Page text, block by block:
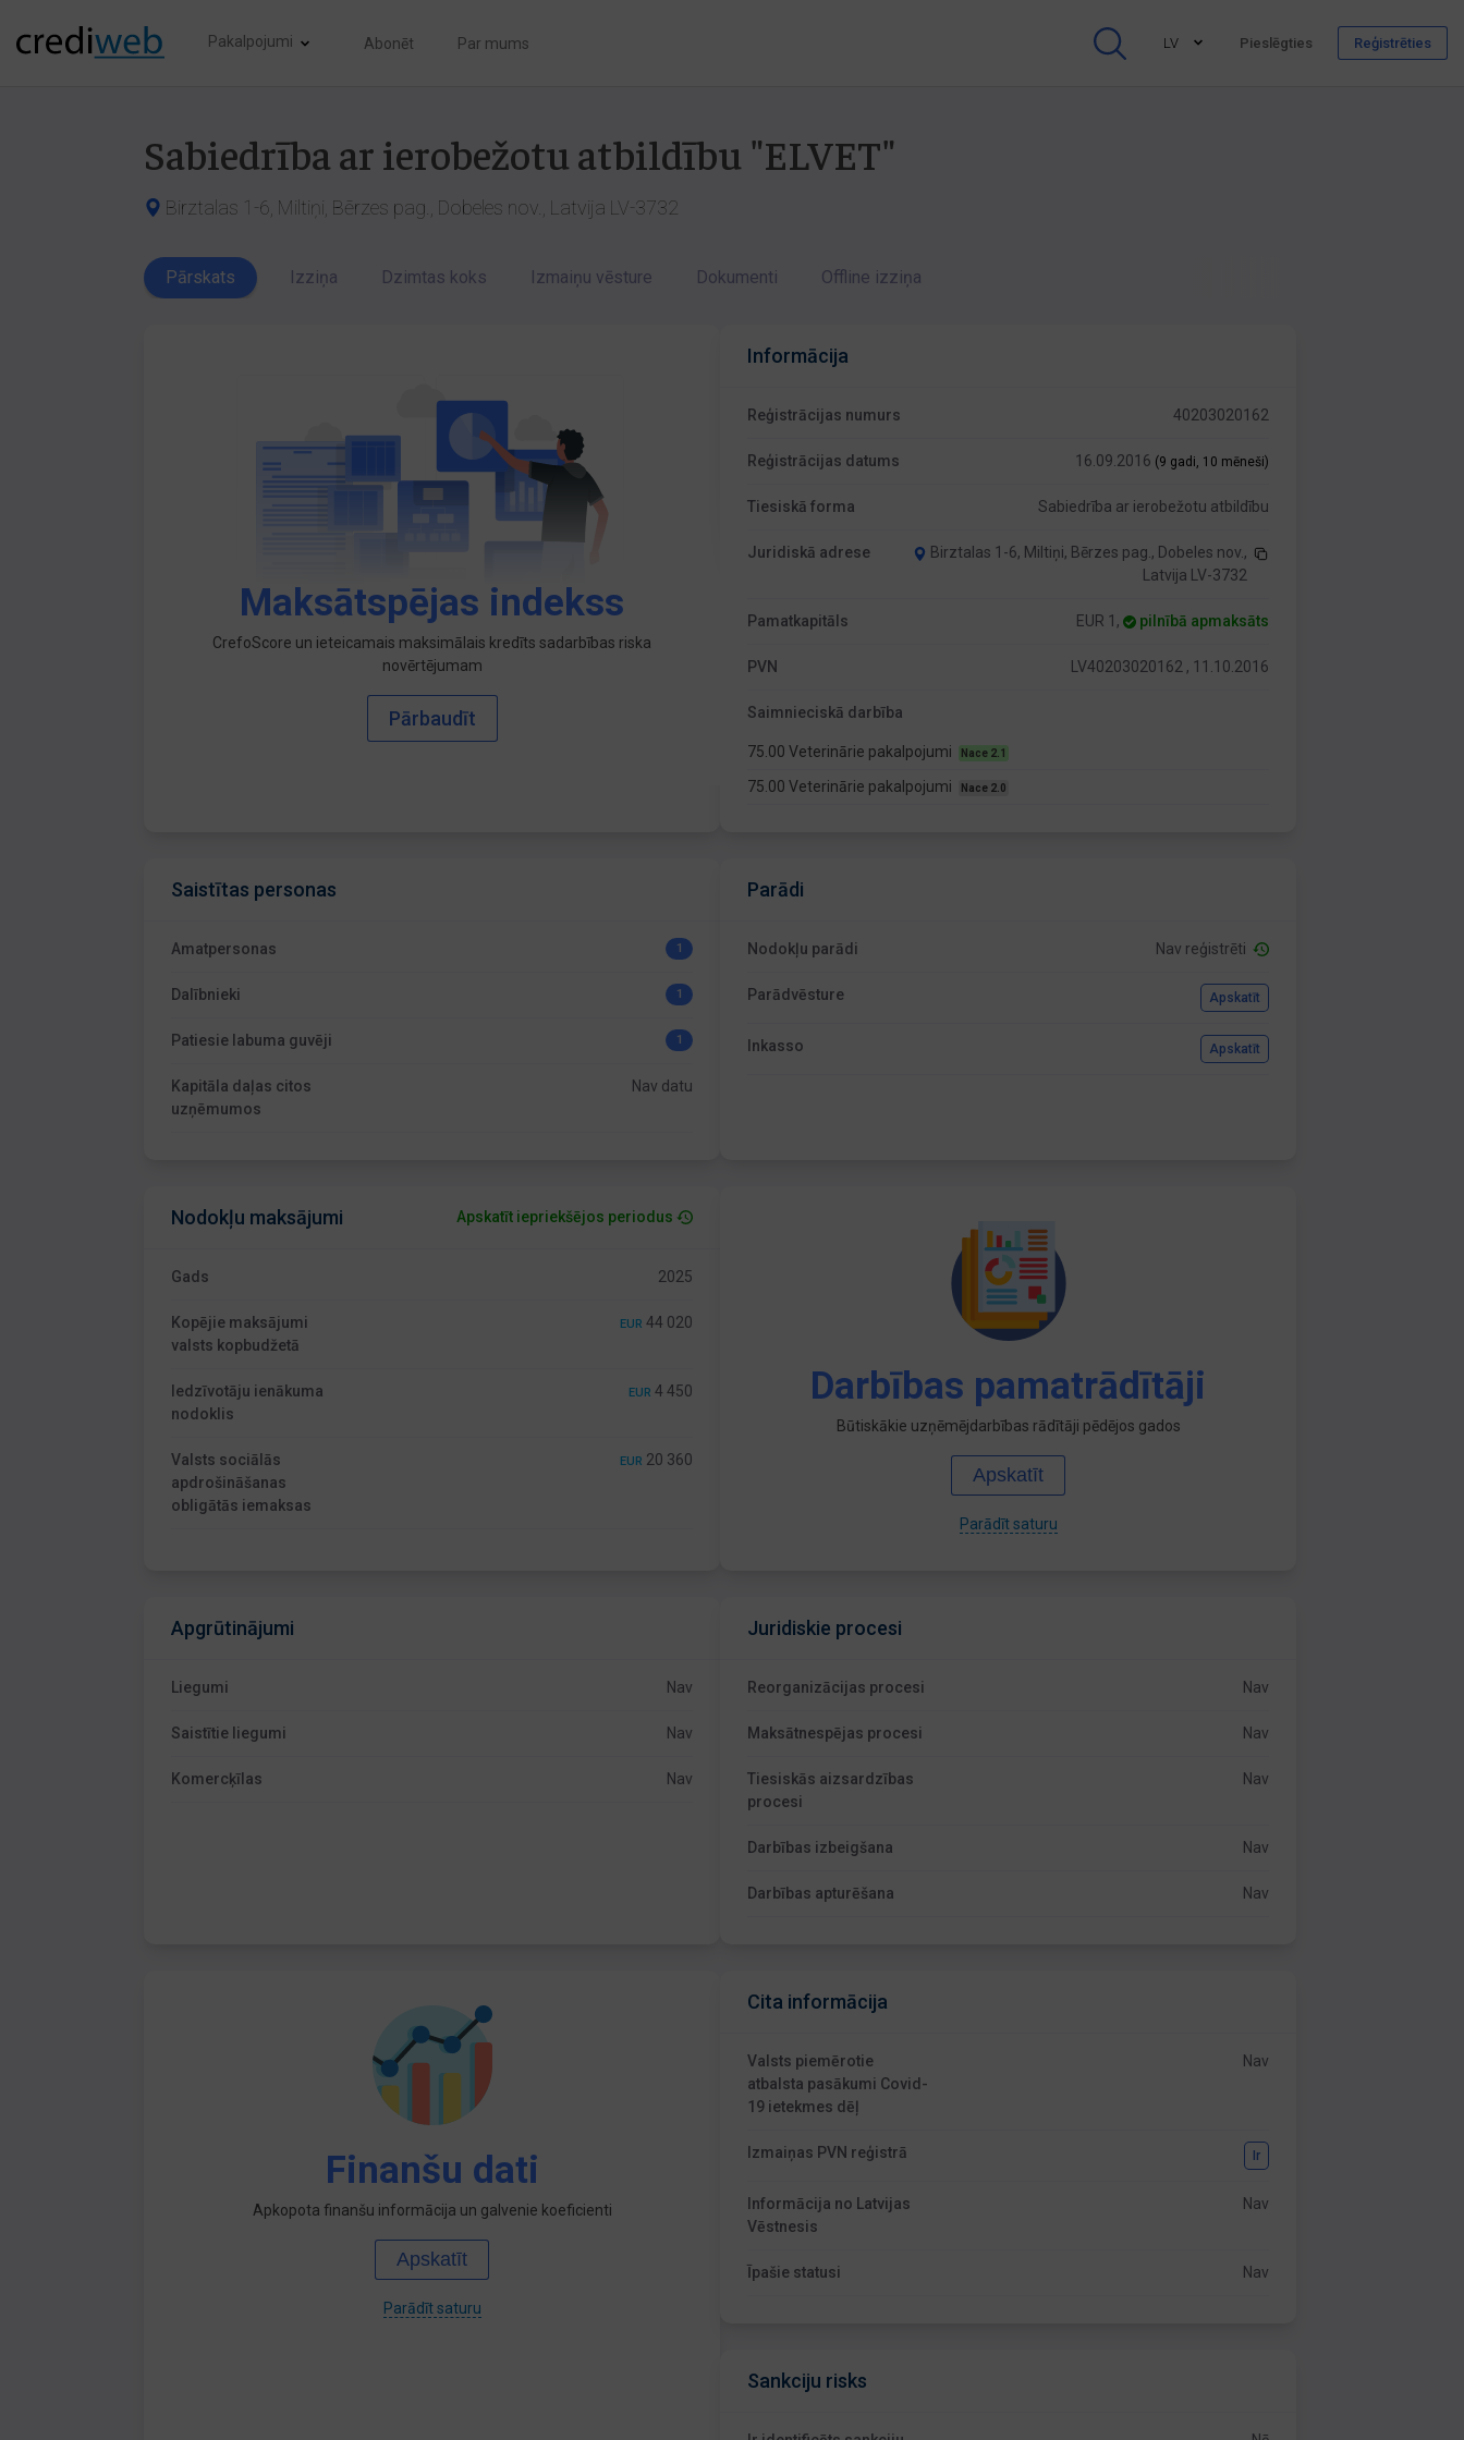
Pakalpojumi Abonēt Par mums LV Pieslēgties Reģistrēties
Sabiedrība ar ierobežotu atbildību "ELVET"
Birztalas 1-6, Miltiņi, Bērzes pag., Dobeles nov., Latvija LV-3732
Pārskats Izziņa Dzimtas koks Izmaiņu vēsture Dokumenti Offline izziņa
Maksātspējas indekss
CrefoScore un ieteicamais maksimālais kredīts sadarbības riska
novērtējumam
Pārbaudīt
Informācija
Reģistrācijas numurs 40203020162
Reģistrācijas datums 16.09.2016 (9 gadi, 10 mēneši)
Tiesiskā forma Sabiedrība ar ierobežotu atbildību
Juridiskā adrese
Birztalas 1-6, Miltiņi, Bērzes pag., Dobeles nov.,
Latvija LV-3732
Pamatkapitāls EUR 1, pilnībā apmaksāts
PVN LV40203020162 , 11.10.2016
Saimnieciskā darbība
75.00 Veterinārie pakalpojumi Nace 2.1
75.00 Veterinārie pakalpojumi Nace 2.0
Saistītas personas
Amatpersonas 1
Dalībnieki 1
Patiesie labuma guvēji 1
Kapitāla daļas citos
uzņēmumos
Nav datu
Parādi
Nodokļu parādi Nav reģistrēti
Parādvēsture Apskatīt
Inkasso Apskatīt
Nodokļu maksājumi Apskatīt iepriekšējos periodus
Gads 2025
Kopējie maksājumi
valsts kopbudžetā
EUR 44 020
Iedzīvotāju ienākuma
nodoklis
EUR 4 450
Valsts sociālās
apdrošināšanas
obligātās iemaksas
EUR 20 360
Darbības pamatrādītāji
Būtiskākie uzņēmējdarbības rādītāji pēdējos gados
Apskatīt
Parādīt saturu
Apgrūtinājumi
Liegumi Nav
Saistītie liegumi Nav
Komercķīlas Nav
Juridiskie procesi
Reorganizācijas procesi Nav
Maksātnespējas procesi Nav
Tiesiskās aizsardzības
procesi
Nav
Darbības izbeigšana Nav
Darbības apturēšana Nav
Finanšu dati
Apkopota finanšu informācija un galvenie koeficienti
Apskatīt
Parādīt saturu
Cita informācija
Valsts piemērotie
atbalsta pasākumi Covid-
19 ietekmes dēļ
Nav
Izmaiņas PVN reģistrā Ir
Informācija no Latvijas
Vēstnesis
Nav
Īpašie statusi Nav
Sankciju risks